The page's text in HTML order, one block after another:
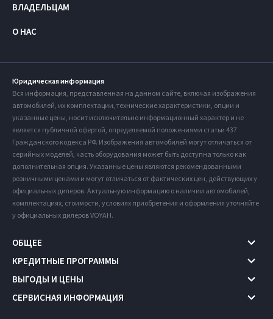
ВЛАДЕЛЬЦАМ
О НАС
Юридическая информация
Вся информация, представленная на данном сайте, включая изображения
автомобилей, их комплектации, технические характеристики, опции и
указанные цены, носит исключительно информационный характер и не
является публичной офертой, определяемой положениями статьи 437
Гражданского кодекса РФ. Изображения автомобилей могут отличаться от
серийных моделей, часть оборудования может быть доступна только как
дополнительная опция. Указанные цены являются рекомендованными
розничными ценами и могут отличаться от фактических цен, действующих у
официальных дилеров. Актуальную информацию о наличии автомобилей,
комплектациях, стоимости, условиях приобретения и оформления уточняйте
у официальных дилеров VOYAH.
ОБЩЕЕ
КРЕДИТНЫЕ ПРОГРАММЫ
ВЫГОДЫ И ЦЕНЫ
СЕРВИСНАЯ ИНФОРМАЦИЯ